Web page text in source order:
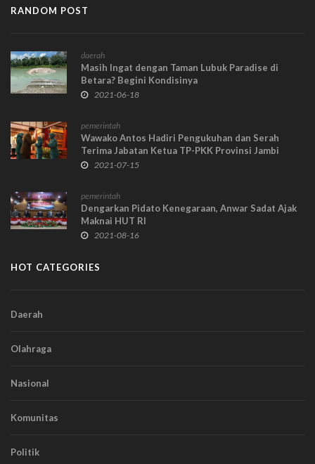
RANDOM POST
daerah
Masih Ingat dengan Taman Lubuk Paradise di
Betara? Begini Kondisinya
2021-06-18
pemerintah
Wawako Antos Hadiri Pengukuhan dan Serah
Terima Jabatan Ketua TP-PKK Provinsi Jambi
2021-07-15
pemerintah
Dengarkan Pidato Kenegaraan, Anwar Sadat Ajak
Maknai HUT RI
2021-08-16
HOT CATEGORIES
Daerah
Olahraga
Nasional
Komunitas
Politik